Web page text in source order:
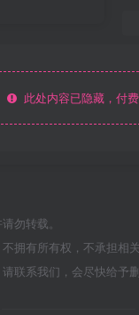
此处内容已隐藏，付
勿转载。
拥有所有权，不承担相关
联系我们，会尽快给予